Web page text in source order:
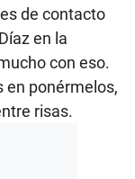
de contacto
en la
con eso.
en ponérmelos,
risas.